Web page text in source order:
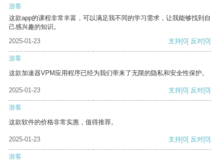
游客
这款app的课程非常丰富，可以满足我不同的学习需求，让我能够找到自
己感兴趣的知识。
2025-01-23
支持[0] 反对[0]
游客
这款加速器VPM应用程序已经为我们带来了无限的隐私和安全性保护。
2025-01-23 支持[0] 反对[0]
游客
这款软件的价格非常实惠，值得推荐。
2025-01-23 支持[0] 反对[0]
游客